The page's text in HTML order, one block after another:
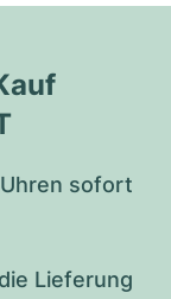
sofort
Lieferung